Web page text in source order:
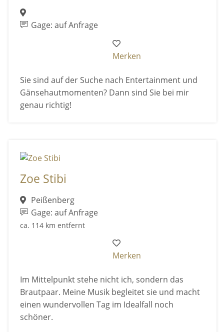
Gage: auf Anfrage
Merken
Sie sind auf der Suche nach Entertainment und
Gänsehautmomenten? Dann sind Sie bei mir
genau richtig!
Zoe Stibi
Peißenberg
Gage: auf Anfrage
ca. 114 km entfernt
Merken
Im Mittelpunkt stehe nicht ich, sondern das
Brautpaar. Meine Musik begleitet sie und macht
einen wundervollen Tag im Idealfall noch
schöner.